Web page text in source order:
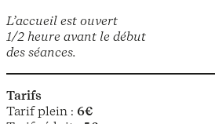
L’accueil est ouvert
1/2 heure avant le début
des séances.
Tarifs
Tarif plein : 6€